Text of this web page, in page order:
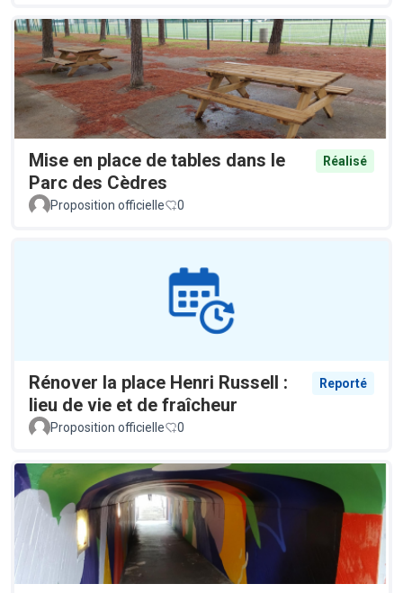
Mise en place de tables dans le
Parc des Cèdres
Réalisé
Proposition officielle 0
Rénover la place Henri Russell :
lieu de vie et de fraîcheur
Reporté
Proposition officielle 0